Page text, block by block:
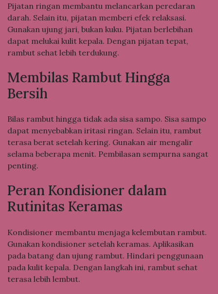
Pijatan ringan membantu melancarkan peredaran
darah. Selain itu, pijatan memberi efek relaksasi.
Gunakan ujung jari, bukan kuku. Pijatan berlebihan
dapat melukai kulit kepala. Dengan pijatan tepat,
rambut sehat lebih terdukung.
Membilas Rambut Hingga
Bersih
Bilas rambut hingga tidak ada sisa sampo. Sisa sampo
dapat menyebabkan iritasi ringan. Selain itu, rambut
terasa berat setelah kering. Gunakan air mengalir
selama beberapa menit. Pembilasan sempurna sangat
penting.
Peran Kondisioner dalam
Rutinitas Keramas
Kondisioner membantu menjaga kelembutan rambut.
Gunakan kondisioner setelah keramas. Aplikasikan
pada batang dan ujung rambut. Hindari penggunaan
pada kulit kepala. Dengan langkah ini, rambut sehat
terasa lebih lembut.